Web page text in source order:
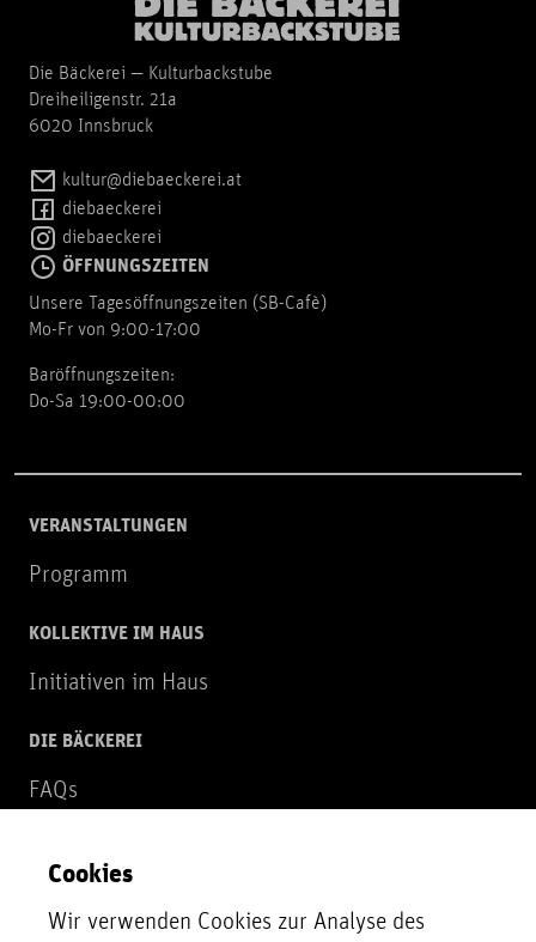
Die Bäckerei — Kulturbackstube
Dreiheiligenstr. 21a
6020 Innsbruck
kultur@diebaeckerei.at
diebaeckerei
diebaeckerei
ÖFFNUNGSZEITEN
Unsere Tagesöffnungszeiten (SB-Cafè)
Mo-Fr von 9:00-17:00
Baröffnungszeiten:
Do-Sa 19:00-00:00
VERANSTALTUNGEN
Programm
KOLLEKTIVE IM HAUS
Initiativen im Haus
DIE BÄCKEREI
FAQs
NEWSLETTER
Zur Newsletter Anmeldung
Cookies
Wir verwenden Cookies zur Analyse des